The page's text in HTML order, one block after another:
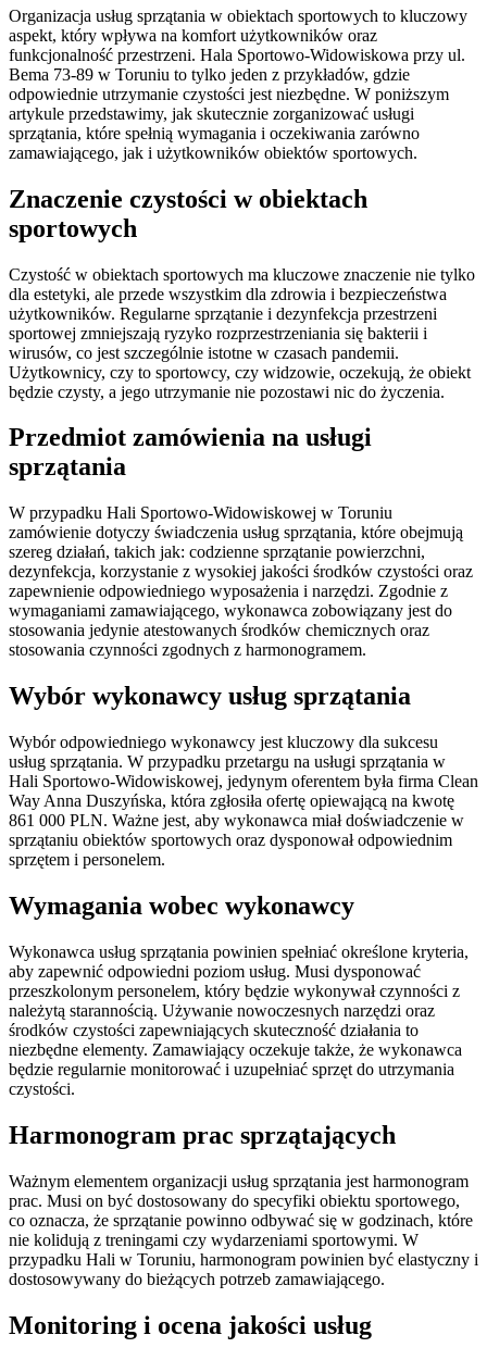
Organizacja usług sprzątania w obiektach sportowych to kluczowy
aspekt, który wpływa na komfort użytkowników oraz
funkcjonalność przestrzeni. Hala Sportowo-Widowiskowa przy ul.
Bema 73-89 w Toruniu to tylko jeden z przykładów, gdzie
odpowiednie utrzymanie czystości jest niezbędne. W poniższym
artykule przedstawimy, jak skutecznie zorganizować usługi
sprzątania, które spełnią wymagania i oczekiwania zarówno
zamawiającego, jak i użytkowników obiektów sportowych.
Znaczenie czystości w obiektach
sportowych
Czystość w obiektach sportowych ma kluczowe znaczenie nie tylko
dla estetyki, ale przede wszystkim dla zdrowia i bezpieczeństwa
użytkowników. Regularne sprzątanie i dezynfekcja przestrzeni
sportowej zmniejszają ryzyko rozprzestrzeniania się bakterii i
wirusów, co jest szczególnie istotne w czasach pandemii.
Użytkownicy, czy to sportowcy, czy widzowie, oczekują, że obiekt
będzie czysty, a jego utrzymanie nie pozostawi nic do życzenia.
Przedmiot zamówienia na usługi
sprzątania
W przypadku Hali Sportowo-Widowiskowej w Toruniu
zamówienie dotyczy świadczenia usług sprzątania, które obejmują
szereg działań, takich jak: codzienne sprzątanie powierzchni,
dezynfekcja, korzystanie z wysokiej jakości środków czystości oraz
zapewnienie odpowiedniego wyposażenia i narzędzi. Zgodnie z
wymaganiami zamawiającego, wykonawca zobowiązany jest do
stosowania jedynie atestowanych środków chemicznych oraz
stosowania czynności zgodnych z harmonogramem.
Wybór wykonawcy usług sprzątania
Wybór odpowiedniego wykonawcy jest kluczowy dla sukcesu
usług sprzątania. W przypadku przetargu na usługi sprzątania w
Hali Sportowo-Widowiskowej, jedynym oferentem była firma Clean
Way Anna Duszyńska, która zgłosiła ofertę opiewającą na kwotę
861 000 PLN. Ważne jest, aby wykonawca miał doświadczenie w
sprzątaniu obiektów sportowych oraz dysponował odpowiednim
sprzętem i personelem.
Wymagania wobec wykonawcy
Wykonawca usług sprzątania powinien spełniać określone kryteria,
aby zapewnić odpowiedni poziom usług. Musi dysponować
przeszkolonym personelem, który będzie wykonywał czynności z
należytą starannością. Używanie nowoczesnych narzędzi oraz
środków czystości zapewniających skuteczność działania to
niezbędne elementy. Zamawiający oczekuje także, że wykonawca
będzie regularnie monitorować i uzupełniać sprzęt do utrzymania
czystości.
Harmonogram prac sprzątających
Ważnym elementem organizacji usług sprzątania jest harmonogram
prac. Musi on być dostosowany do specyfiki obiektu sportowego,
co oznacza, że sprzątanie powinno odbywać się w godzinach, które
nie kolidują z treningami czy wydarzeniami sportowymi. W
przypadku Hali w Toruniu, harmonogram powinien być elastyczny i
dostosowywany do bieżących potrzeb zamawiającego.
Monitoring i ocena jakości usług